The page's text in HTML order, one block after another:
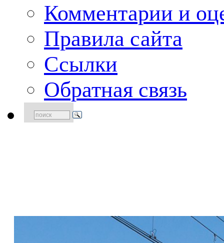
Комментарии и
Правила сайта
Ссылки
Обратная связь